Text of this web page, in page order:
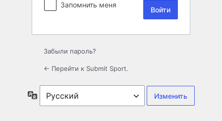
Запомнить меня
Забыли пароль?
← Перейти к Submit Sport.
Язык